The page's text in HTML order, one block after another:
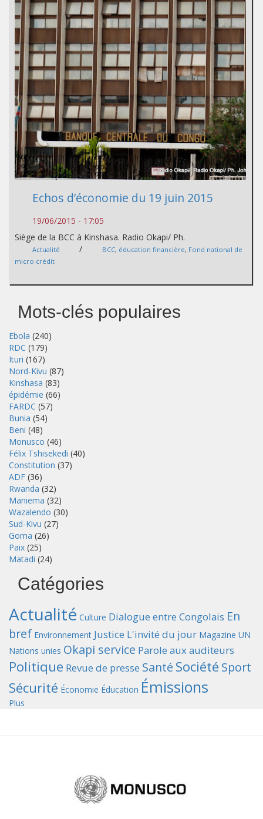
Echos d’économie du 19 juin 2015
19/06/2015 - 17:05
Siège de la BCC à Kinshasa. Radio Okapi/ Ph.
Actualité / BCC, éducation financière, Fond national de
micro crédit
Mots-clés populaires
Ebola (240)
RDC (179)
Ituri (167)
Nord-Kivu (87)
Kinshasa (83)
épidémie (66)
FARDC (57)
Bunia (54)
Beni (48)
Monusco (46)
Félix Tshisekedi (40)
Constitution (37)
ADF (36)
Rwanda (32)
Maniema (32)
Wazalendo (30)
Sud-Kivu (27)
Goma (26)
Paix (25)
Matadi (24)
Catégories
Actualité Culture Dialogue entre Congolais En
bref Environnement Justice L'invité du jour Magazine UN
Nations unies Okapi service Parole aux auditeurs
Politique Revue de presse Santé Société Sport
Sécurité Économie Éducation Émissions
Plus